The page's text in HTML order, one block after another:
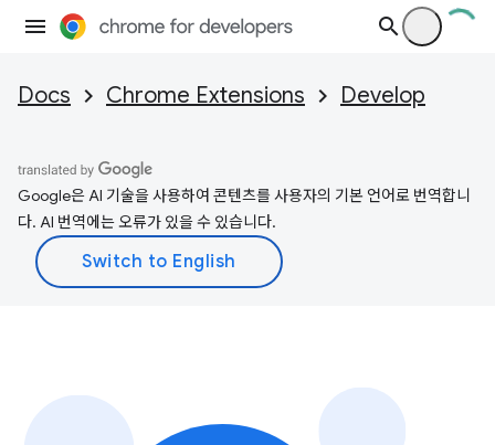
Docs Chrome Extensions Develop
Google은 AI 기술을 사용하여 콘텐츠를 사용자의 기본 언어로 번역합니
다. AI 번역에는 오류가 있을 수 있습니다.